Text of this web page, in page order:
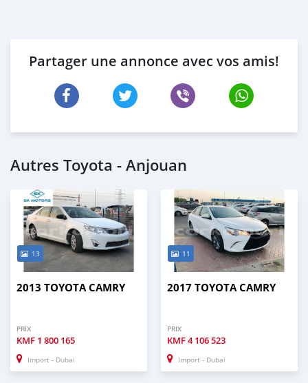
Partager une annonce avec vos amis!
Autres Toyota - Anjouan
13
2013 TOYOTA CAMRY
PRIX
KMF 1 800 165
Import - Dubai
11
2017 TOYOTA CAMRY
PRIX
KMF4 106 523
Import - Dubai